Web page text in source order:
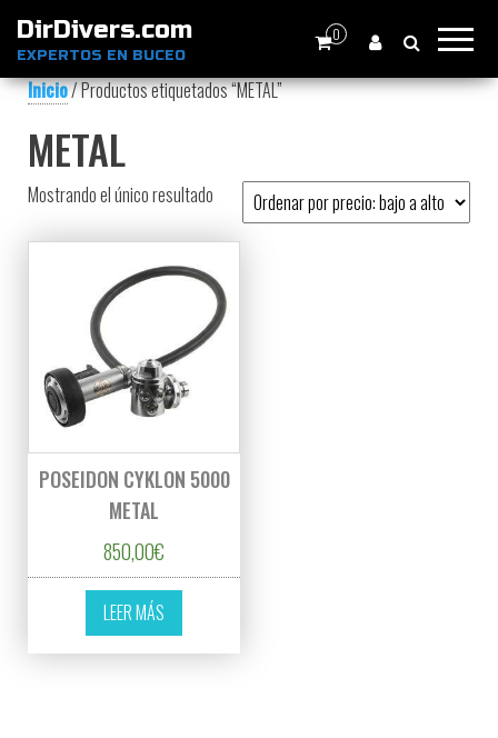
DirDivers.com
EXPERTOS EN BUCEO
0
Inicio/ Productos etiquetados “METAL”
METAL
Mostrando el único resultado
POSEIDON CYKLON 5000
METAL
850,00€
LEER MÁS